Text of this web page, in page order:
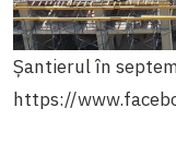
Șantierul în
https://